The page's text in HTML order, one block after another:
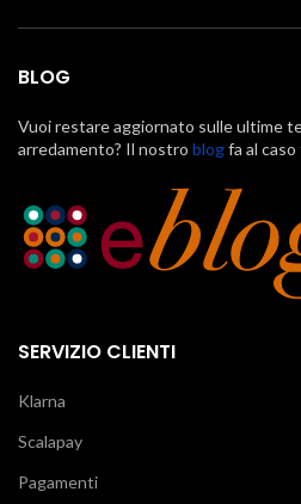
BLOG
Vuoi restare aggiornato sulle ultime
arredamento? Il nostro blogfa al
SERVIZIO CLIENTI
Klarna
Scalapay
Pagamenti